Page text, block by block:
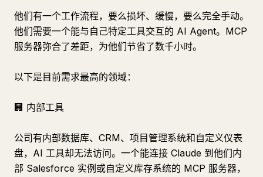
他们有一个工作流程，要么损坏、缓慢，要么完全手动。
他们需要一个能与自己特定工具交互的 AI Agent。MCP
服务器弥合了差距，为他们节省了数千小时。
以下是目前需求最高的领域：
🏢 内部工具
公司有内部数据库、CRM、项目管理系统和自定义仪表
盘，AI 工具却无法访问。一个能连接 Claude 到他们内
部 Salesforce 实例或自定义库存系统的 MCP 服务器，